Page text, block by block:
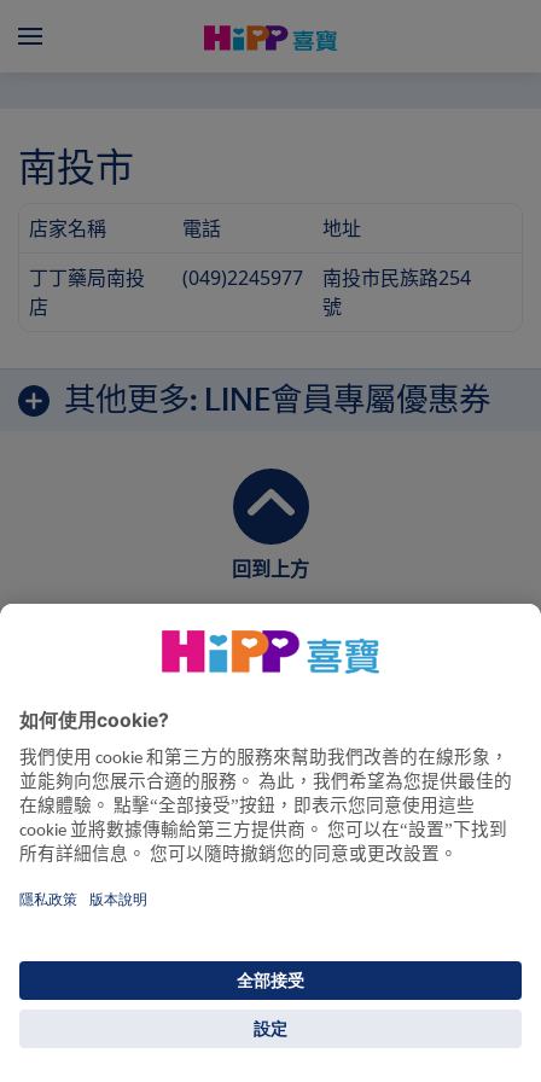
Menü
南投市
店家名稱 電話
地址
丁丁藥局南投
店
(049)2245977
南投市民族路254
號
其他更多: LINE會員專屬優惠券
回到上方